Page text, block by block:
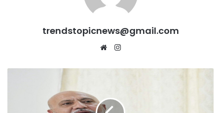
trendstopicnews@gmail.com
Website